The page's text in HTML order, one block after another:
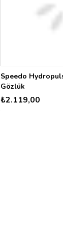
Speedo
Gözlük
₺2.119,00